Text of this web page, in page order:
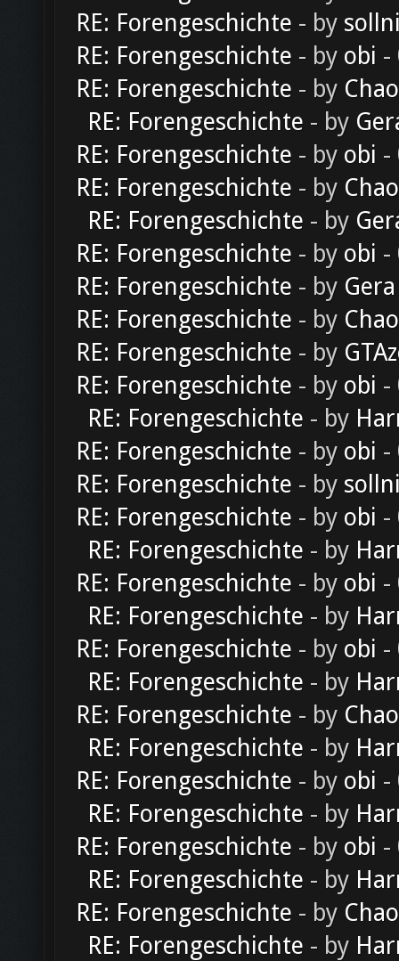
RE: Forengeschichte - by
RE: Forengeschichte - by obi -
RE: Forengeschichte - by
RE: Forengeschichte - by
RE: Forengeschichte - by obi -
RE: Forengeschichte - by
RE: Forengeschichte - by
RE: Forengeschichte - by obi -
RE: Forengeschichte - by Gera
RE: Forengeschichte - by
RE: Forengeschichte - by
RE: Forengeschichte - by obi -
RE: Forengeschichte - by
RE: Forengeschichte - by obi -
RE: Forengeschichte - by
RE: Forengeschichte - by obi -
RE: Forengeschichte - by
RE: Forengeschichte - by obi -
RE: Forengeschichte - by
RE: Forengeschichte - by obi -
RE: Forengeschichte - by
RE: Forengeschichte - by
RE: Forengeschichte - by
RE: Forengeschichte - by obi -
RE: Forengeschichte - by
RE: Forengeschichte - by obi -
RE: Forengeschichte - by
RE: Forengeschichte - by
RE: Forengeschichte - by